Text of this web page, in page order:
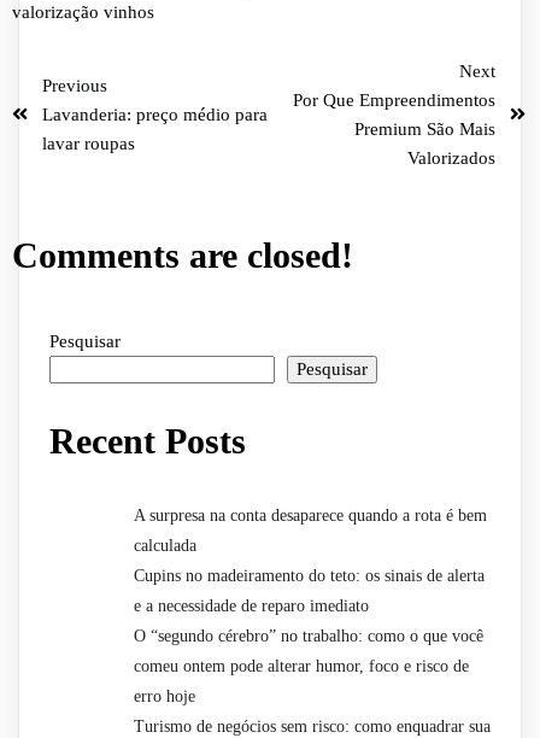
valorização vinhos
Previous
Lavanderia: preço médio para
lavar roupas
Next
Por Que Empreendimentos
Premium São Mais
Valorizados
Comments are closed!
Pesquisar
Pesquisar
Recent Posts
A surpresa na conta desaparece quando a rota é bem
calculada
Cupins no madeiramento do teto: os sinais de alerta
e a necessidade de reparo imediato
O “segundo cérebro” no trabalho: como o que você
comeu ontem pode alterar humor, foco e risco de
erro hoje
Turismo de negócios sem risco: como enquadrar sua